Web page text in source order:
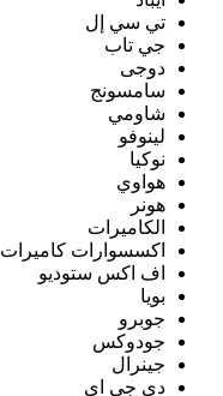
تي سي إل
جي تاب
دوجى
سامسونج
شاومي
لينوفو
نوكيا
هواوي
هونر
الكاميرات
اكسسوارات كاميرات
اف اكس ستوديو
بويا
جوبرو
جودوكس
جينرال
دى جي اى